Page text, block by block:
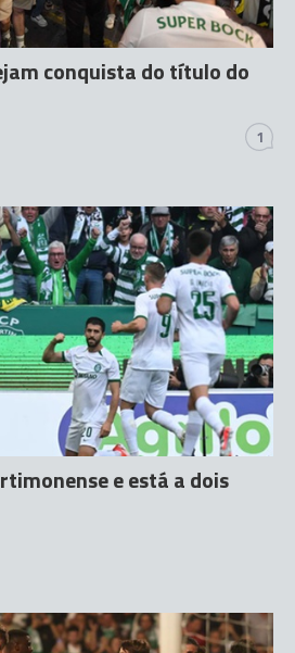
conquista do título do
1
e está a dois